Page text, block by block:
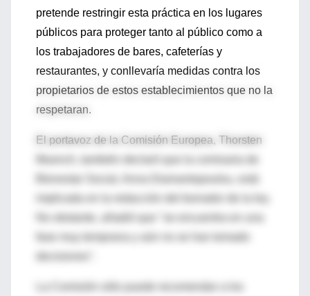
pretende restringir esta práctica en los lugares
públicos para proteger tanto al público como a
los trabajadores de bares, cafeterías y
restaurantes, y conllevaría medidas contra los
propietarios de estos establecimientos que no la
respetaran.
El portavoz de la Comisión Europea, Thorsten